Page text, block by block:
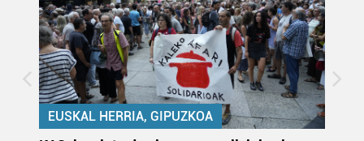
EUSKAL HERRIA, GIPUZKOA